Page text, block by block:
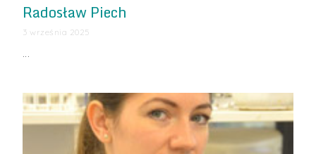
Radosław Piech
3 września 2025